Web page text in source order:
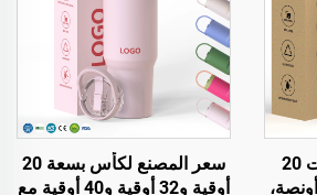
شعار مخصص بسعات 20
أونصة، 30 أونصة، 40 أونصة،
سعر المصنع لكأس بسعة 20
أوقية و32 أوقية و40 أوقية مع